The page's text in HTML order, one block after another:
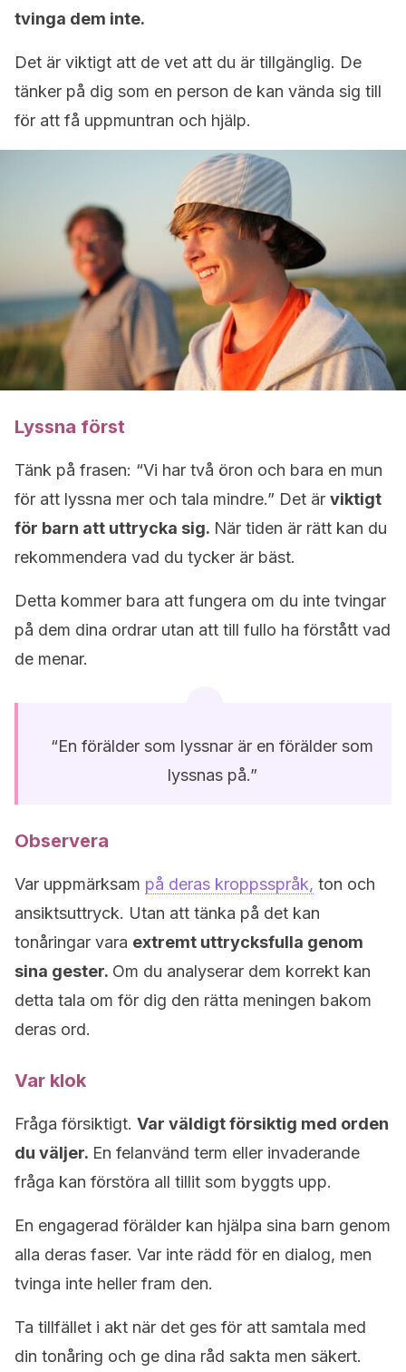
tvinga dem inte.
Det är viktigt att de vet att du är tillgänglig. De
tänker på dig som en person de kan vända sig till
för att få uppmuntran och hjälp.
Lyssna först
Tänk på frasen: “Vi har två öron och bara en mun
för att lyssna mer och tala mindre.” Det är viktigt
för barn att uttrycka sig. När tiden är rätt kan du
rekommendera vad du tycker är bäst.
Detta kommer bara att fungera om du inte tvingar
på dem dina ordrar utan att till fullo ha förstått vad
de menar.
“En förälder som lyssnar är en förälder som
lyssnas på.”
Observera
Var uppmärksam på deras kroppsspråk, ton och
ansiktsuttryck. Utan att tänka på det kan
tonåringar vara extremt uttrycksfulla genom
sina gester. Om du analyserar dem korrekt kan
detta tala om för dig den rätta meningen bakom
deras ord.
Var klok
Fråga försiktigt. Var väldigt försiktig med orden
du väljer. En felanvänd term eller invaderande
fråga kan förstöra all tillit som byggts upp.
En engagerad förälder kan hjälpa sina barn genom
alla deras faser. Var inte rädd för en dialog, men
tvinga inte heller fram den.
Ta tillfället i akt när det ges för att samtala med
din tonåring och ge dina råd sakta men säkert.